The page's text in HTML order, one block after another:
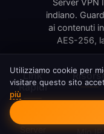
Link
Rapidi
Home
Server
Server VPN
indiano.
ai contenuti
AES-256,
Consenso
Utilizziamo cookie per
visitare questo sito
più